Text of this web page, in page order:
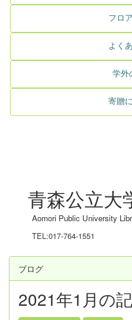
フロ
よく
学外
寄贈
青森公立大
Aomori Public University
TEL:017-764-1551
ブログ
2021年1月の